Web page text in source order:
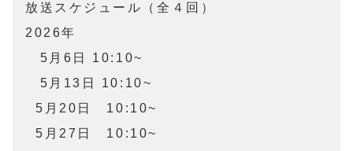
放送スケジュール（全４回）
2026年
5月6日 10:10~
5月13日 10:10~
  5月20日　10:10~
  5月27日　10:10~